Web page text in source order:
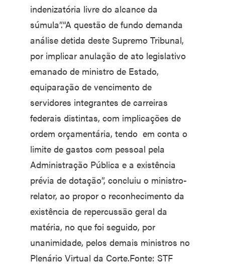
indenizatória livre do alcance da
súmula”.“A questão de fundo demanda
análise detida deste Supremo Tribunal,
por implicar anulação de ato legislativo
emanado de ministro de Estado,
equiparação de vencimento de
servidores integrantes de carreiras
federais distintas, com implicações de
ordem orçamentária, tendo em conta o
limite de gastos com pessoal pela
Administração Pública e a existência
prévia de dotação”, concluiu o ministro-
relator, ao propor o reconhecimento da
existência de repercussão geral da
matéria, no que foi seguido, por
unanimidade, pelos demais ministros no
Plenário Virtual da Corte.Fonte: STF